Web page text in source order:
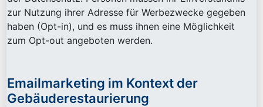
zur Nutzung ihrer Adresse für Werbezwecke gegeben
haben (Opt-in), und es muss ihnen eine Möglichkeit
zum Opt-out angeboten werden.
Emailmarketing im Kontext der
Gebäuderestaurierung